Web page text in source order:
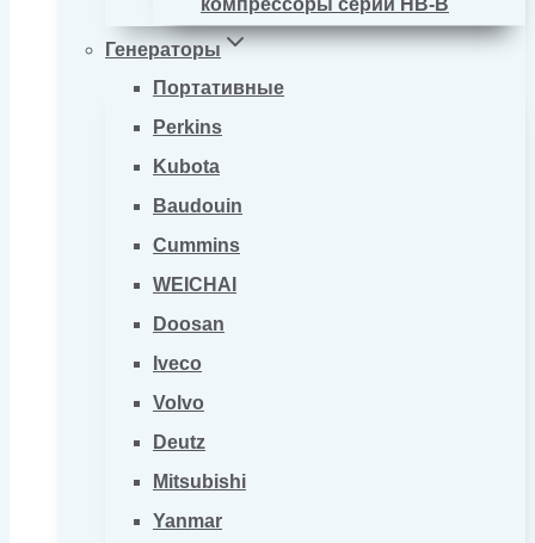
компрессоры серии HB-B
Генераторы
Портативные
Perkins
Kubota
Baudouin
Cummins
WEICHAI
Doosan
Iveco
Volvo
Deutz
Mitsubishi
Yanmar